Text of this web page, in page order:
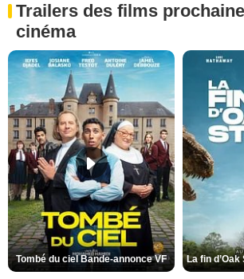
Trailers des films
cinéma
Tombé du ciel Bande-annonce VF